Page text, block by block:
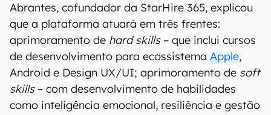
Abrantes, cofundador da StarHire 365, explicou
que a plataforma atuará em três frentes:
aprimoramento de hard skills– que inclui cursos
de desenvolvimento para ecossistema Apple,
Android e Design UX/UI; aprimoramento de soft
skills– com desenvolvimento de habilidades
como inteligência emocional, resiliência e gestão